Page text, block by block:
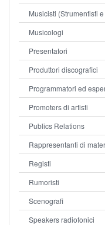
Musicisti (Strumentisti
Musicologi
Presentatori
Produttori discografici
Programmatori ed
Promoters di artisti
Publics Relations
Rappresentanti di
Registi
Rumoristi
Scenografi
Speakers radiofonici